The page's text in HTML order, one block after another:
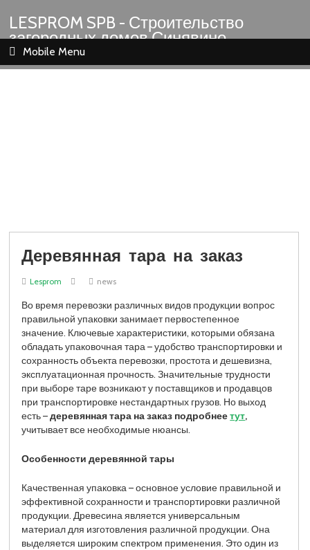
LESPROM SPB - Строительство
загородных домов Синявино
Шлиссельбург Кировск Назия
Mobile Menu
Деревянная тара на заказ
Lesprom news
Во время перевозки различных видов продукции вопрос
правильной упаковки занимает первостепенное
значение. Ключевые характеристики, которыми обязана
обладать упаковочная тара – удобство транспортировки и
сохранность объекта перевозки, простота и дешевизна,
эксплуатационная прочность. Значительные трудности
при выборе таре возникают у поставщиков и продавцов
при транспортировке нестандартных грузов. Но выход
есть –деревянная тара на заказ подробнеетут,
учитывает все необходимые нюансы.
Особенности деревянной тары
Качественная упаковка – основное условие правильной и
эффективной сохранности и транспортировки различной
продукции. Древесина является универсальным
материал для изготовления различной продукции. Она
выделяется широким спектром применения. Это один из